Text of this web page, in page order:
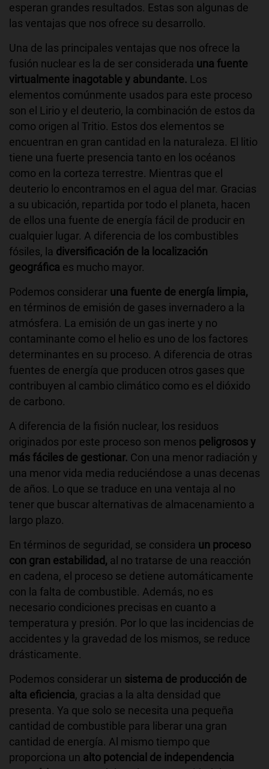
esperan grandes resultados. Estas son algunas de
las ventajas que nos ofrece su desarrollo.
Una de las principales ventajas que nos ofrece la
fusión nuclear es la de ser considerada una fuente
virtualmente inagotable y abundante. Los
elementos comúnmente usados para este proceso
son el Lirio y el deuterio, la combinación de estos da
como origen al Tritio. Estos dos elementos se
encuentran en gran cantidad en la naturaleza. El litio
tiene una fuerte presencia tanto en los océanos
como en la corteza terrestre. Mientras que el
deuterio lo encontramos en el agua del mar. Gracias
a su ubicación, repartida por todo el planeta, hacen
de ellos una fuente de energía fácil de producir en
cualquier lugar. A diferencia de los combustibles
fósiles, la diversificación de la localización
geográfica es mucho mayor.
Podemos considerar una fuente de energía limpia,
en términos de emisión de gases invernadero a la
atmósfera. La emisión de un gas inerte y no
contaminante como el helio es uno de los factores
determinantes en su proceso. A diferencia de otras
fuentes de energía que producen otros gases que
contribuyen al cambio climático como es el dióxido
de carbono.
A diferencia de la fisión nuclear, los residuos
originados por este proceso son menos peligrosos y
más fáciles de gestionar. Con una menor radiación y
una menor vida media reduciéndose a unas decenas
de años. Lo que se traduce en una ventaja al no
tener que buscar alternativas de almacenamiento a
largo plazo.
En términos de seguridad, se considera un proceso
con gran estabilidad, al no tratarse de una reacción
en cadena, el proceso se detiene automáticamente
con la falta de combustible. Además, no es
necesario condiciones precisas en cuanto a
temperatura y presión. Por lo que las incidencias de
accidentes y la gravedad de los mismos, se reduce
drásticamente.
Podemos considerar un sistema de producción de
alta eficiencia, gracias a la alta densidad que
presenta. Ya que solo se necesita una pequeña
cantidad de combustible para liberar una gran
cantidad de energía. Al mismo tiempo que
proporciona un alto potencial de independencia